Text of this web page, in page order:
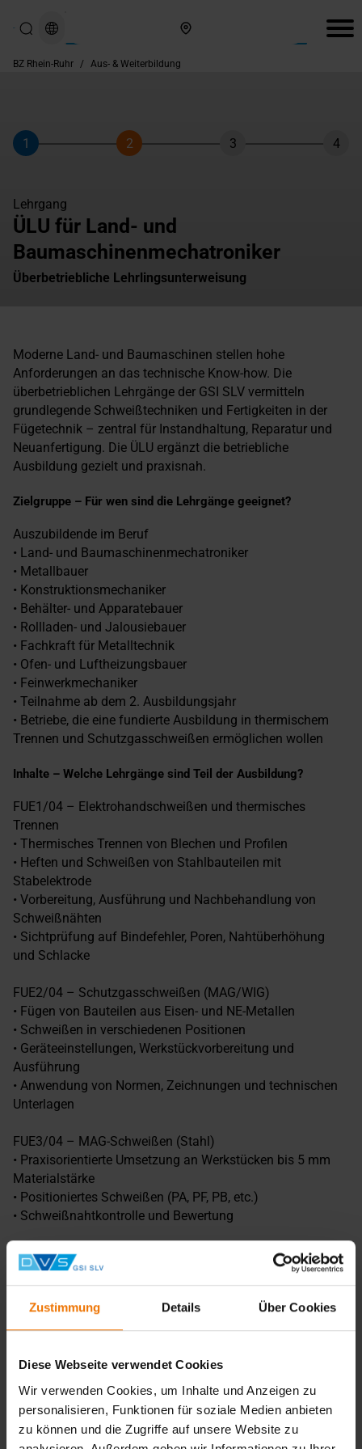
Zustimmung Details Über Cookies
Diese Webseite verwendet Cookies
Wir verwenden Cookies, um Inhalte und Anzeigen zu
personalisieren, Funktionen für soziale Medien anbieten
zu können und die Zugriffe auf unsere Website zu
BZ Rhein-Ruhr / Aus- & Weiterbildung
Schritt
1
Schritt
2
Schritt
3 4
Lehrgang
ÜLU für Land- und
Baumaschinenmechatroniker
Überbetriebliche Lehrlingsunterweisung
Moderne Land- und Baumaschinen stellen hohe
Anforderungen an das technische Know-how. Die
überbetrieblichen Lehrgänge der GSI SLV vermitteln
grundlegende Schweißtechniken und Fertigkeiten in der
Fügetechnik – zentral für Instandhaltung, Reparatur und
Neuanfertigung. Die ÜLU ergänzt die betriebliche
Ausbildung gezielt und praxisnah.
Zielgruppe – Für wen sind die Lehrgänge geeignet?
Auszubildende im Beruf
• Land- und Baumaschinenmechatroniker
• Metallbauer
• Konstruktionsmechaniker
• Behälter- und Apparatebauer
• Rollladen- und Jalousiebauer
• Fachkraft für Metalltechnik
• Ofen- und Luftheizungsbauer
• Feinwerkmechaniker
• Teilnahme ab dem 2. Ausbildungsjahr
• Betriebe, die eine fundierte Ausbildung in thermischem
Trennen und Schutzgasschweißen ermöglichen wollen
Inhalte – Welche Lehrgänge sind Teil der Ausbildung?
FUE1/04 – Elektrohandschweißen und thermisches
Trennen
• Thermisches Trennen von Blechen und Profilen
• Heften und Schweißen von Stahlbauteilen mit
Stabelektrode
• Vorbereitung, Ausführung und Nachbehandlung von
Schweißnähten
• Sichtprüfung auf Bindefehler, Poren, Nahtüberhöhung
und Schlacke
FUE2/04 – Schutzgasschweißen (MAG/WIG)
• Fügen von Bauteilen aus Eisen- und NE-Metallen
• Schweißen in verschiedenen Positionen
• Geräteeinstellungen, Werkstückvorbereitung und
Ausführung
• Anwendung von Normen, Zeichnungen und technischen
Unterlagen
FUE3/04 – MAG-Schweißen (Stahl)
• Praxisorientierte Umsetzung an Werkstücken bis 5 mm
Materialstärke
• Positioniertes Schweißen (PA, PF, PB, etc.)
• Schweißnahtkontrolle und Bewertung
Integrative Ausbildungsziele
• Sicheres Arbeiten: Anwendung von
Unfallverhütungsvorschriften
Zeichnungen und Normen
nach DIN EN ISO 9606-1, 5817)
• Prüfen & Messen: Formgenauigkeit und Nahtqualität
beurteilen